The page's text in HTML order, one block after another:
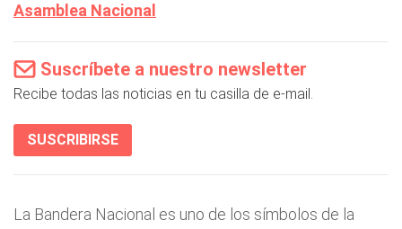
Asamblea Nacional
Suscríbete a nuestro newsletter
Recibe todas las noticias en tu casilla de e-mail.
SUSCRIBIRSE
La Bandera Nacional es uno de los símbolos de la